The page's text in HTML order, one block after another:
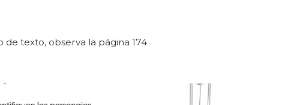
de texto, observa la página 174